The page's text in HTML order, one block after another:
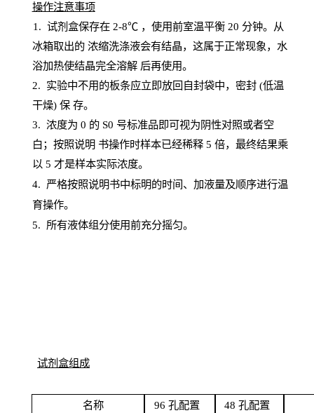
操作注意事项
1. 试剂盒保存在 2-8℃ ，使用前室温平衡 20 分钟。从
冰箱取出的 浓缩洗涤液会有结晶，这属于正常现象，水
浴加热使结晶完全溶解 后再使用。
2. 实验中不用的板条应立即放回自封袋中，密封(低温
干燥) 保 存。
3. 浓度为 0 的 S0 号标准品即可视为阴性对照或者空
白；按照说明 书操作时样本已经稀释5 倍，最终结果乘
以 5 才是样本实际浓度。
4. 严格按照说明书中标明的时间、加液量及顺序进行温
育操作。
5. 所有液体组分使用前充分摇匀。
试剂盒组成
名称 96 孔配置 48 孔配置